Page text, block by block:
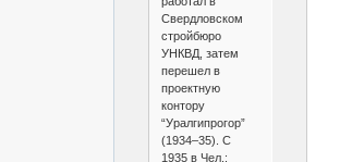
Свердловском
стройбюро
УНКВД, затем
перешел в
проектную
контору
“Уралгипрогор”
(1934–35). С
1935 в Чел.: